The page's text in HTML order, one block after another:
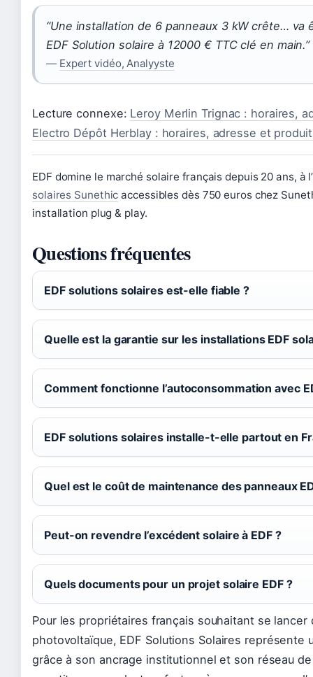
“Une installation de 6 panneaux 3 kW crête… va
EDF Solution solaire à 12000 € TTC clé en main.”
— Expert vidéo, Analyyste
Lecture connexe: Leroy Merlin Trignac : horaires,
Electro Dépôt Herblay : horaires, adresse et
EDF domine le marché solaire français depuis 20 ans, à
solaires Sunethic accessibles dès 750 euros chez
installation plug & play.
Questions fréquentes
EDF solutions solaires est-elle fiable ?
Quelle est la garantie sur les installations EDF
Comment fonctionne l’autoconsommation avec
EDF solutions solaires installe-t-elle partout en
Quel est le coût de maintenance des panneaux
Peut-on revendre l’excédent solaire à EDF ?
Quels documents pour un projet solaire EDF ?
Pour les propriétaires français souhaitant se lancer
photovoltaïque, EDF Solutions Solaires représente
grâce à son ancrage institutionnel et son réseau